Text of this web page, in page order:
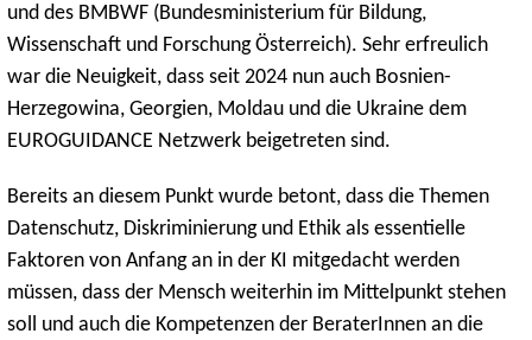
und des BMBWF (Bundesministerium für Bildung,
Wissenschaft und Forschung Österreich). Sehr erfreulich
war die Neuigkeit, dass seit 2024 nun auch Bosnien-
Herzegowina, Georgien, Moldau und die Ukraine dem
EUROGUIDANCE Netzwerk beigetreten sind.
Bereits an diesem Punkt wurde betont, dass die Themen
Datenschutz, Diskriminierung und Ethik als essentielle
Faktoren von Anfang an in der KI mitgedacht werden
müssen, dass der Mensch weiterhin im Mittelpunkt stehen
soll und auch die Kompetenzen der BeraterInnen an die